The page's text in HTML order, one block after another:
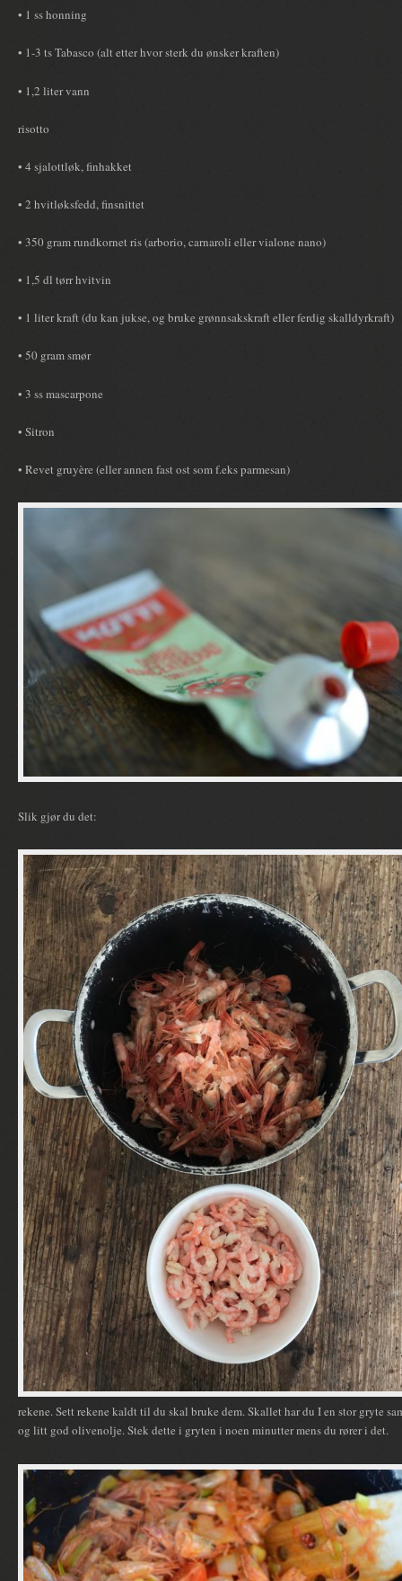
• 1 ss honning
• 1-3 ts Tabasco (alt etter hvor sterk du ønsker kraften)
• 1,2 liter vann
risotto
• 4 sjalottløk, finhakket
• 2 hvitløksfedd, finsnittet
• 350 gram rundkornet ris (arborio, carnaroli eller vialone nano)
• 1,5 dl tørr hvitvin
• 1 liter kraft (du kan jukse, og bruke grønnsakskraft eller ferdig skalldyrkraft)
• 50 gram smør
• 3 ss mascarpone
• Sitron
• Revet gruyère (eller annen fast ost som f.eks parmesan)
Slik gjør du det:
rekene. Sett rekene kaldt til du skal bruke dem. Skallet har du I en stor gryte
og litt god olivenolje. Stek dette i gryten i noen minutter mens du rører i det.